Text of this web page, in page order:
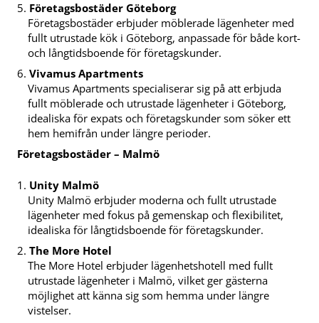
Företagsbostäder Göteborg
Företagsbostäder erbjuder möblerade lägenheter med
fullt utrustade kök i Göteborg, anpassade för både kort-
och långtidsboende för företagskunder.
Vivamus Apartments
Vivamus Apartments specialiserar sig på att erbjuda
fullt möblerade och utrustade lägenheter i Göteborg,
idealiska för expats och företagskunder som söker ett
hem hemifrån under längre perioder.
Företagsbostäder – Malmö
Unity Malmö
Unity Malmö erbjuder moderna och fullt utrustade
lägenheter med fokus på gemenskap och flexibilitet,
idealiska för långtidsboende för företagskunder.
The More Hotel
The More Hotel erbjuder lägenhetshotell med fullt
utrustade lägenheter i Malmö, vilket ger gästerna
möjlighet att känna sig som hemma under längre
vistelser.